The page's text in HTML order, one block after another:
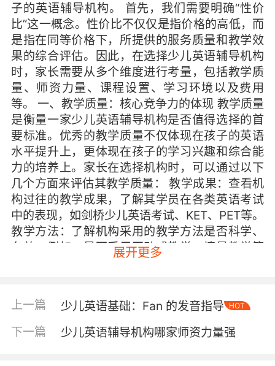
子的英语辅导机构。 首先，我们需要明确“性价
比”这一概念。性价比不仅仅是指价格的高低，而
是指在同等价格下，所提供的服务质量和教学效
果的综合评估。因此，在选择少儿英语辅导机构
时，家长需要从多个维度进行考量，包括教学质
量、师资力量、课程设置、学习环境以及费用
等。 一、教学质量：核心竞争力的体现 教学质量
是衡量一家少儿英语辅导机构是否值得选择的首
要标准。优秀的教学质量不仅体现在孩子的英语
水平提升上，更体现在孩子的学习兴趣和综合能
力的培养上。家长在选择机构时，可以通过以下
几个方面来评估其教学质量： 教学成果：查看机
构过往的教学成果，了解其学员在各类英语考试
中的表现，如剑桥少儿英语考试、KET、PET等。
教学方法：了解机构采用的教学方法是否科学、
有效。例如，是否采用互动式教学、情景教学等
先进的教学手段，以激发孩子的学习兴趣。 课程
否能够根据孩子的年龄和英语水平进行个性化定
制。 二、师资力量：教学质量的保障 师资力量是
决定教学质量的关键因素。优秀的教师不仅具备
扎实的英语功底，还应具备丰富的教学经验和良
展开更多
上一篇 少儿英语基础：Fan 的发音指导 HOT
下一篇 少儿英语辅导机构哪家师资力量强